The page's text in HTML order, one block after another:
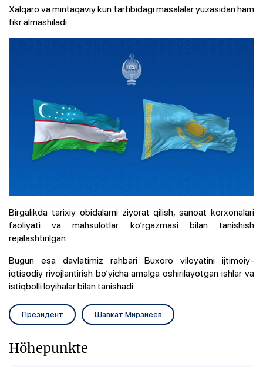
Xalqaro va mintaqaviy kun tartibidagi masalalar yuzasidan ham
fikr almashiladi.
Birgalikda tarixiy obidalarni ziyorat qilish, sanoat korxonalari
faoliyati va mahsulotlar ko‘rgazmasi bilan tanishish
rejalashtirilgan.
Bugun esa davlatimiz rahbari Buxoro viloyatini ijtimoiy-
iqtisodiy rivojlantirish bo‘yicha amalga oshirilayotgan ishlar va
istiqbolli loyihalar bilan tanishadi.
Президент Шавкат Мирзиёев
Höhepunkte